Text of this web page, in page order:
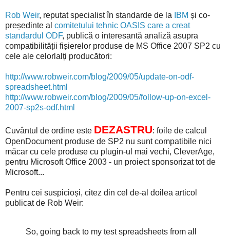
Rob Weir, reputat specialist în standarde de la IBM și co-
președinte al comitetului tehnic OASIS care a creat
standardul ODF, publică o interesantă analiză asupra
compatibilității fișierelor produse de MS Office 2007 SP2 cu
cele ale celorlalți producători:
http://www.robweir.com/blog/2009/05/update-on-odf-
spreadsheet.html
http://www.robweir.com/blog/2009/05/follow-up-on-excel-
2007-sp2s-odf.html
Cuvântul de ordine este DEZASTRU: foile de calcul
OpenDocument produse de SP2 nu sunt compatibile nici
măcar cu cele produse cu plugin-ul mai vechi, CleverAge,
pentru Microsoft Office 2003 - un proiect sponsorizat tot de
Microsoft...
Pentru cei suspicioși, citez din cel de-al doilea articol
publicat de Rob Weir:
So, going back to my test spreadsheets from all